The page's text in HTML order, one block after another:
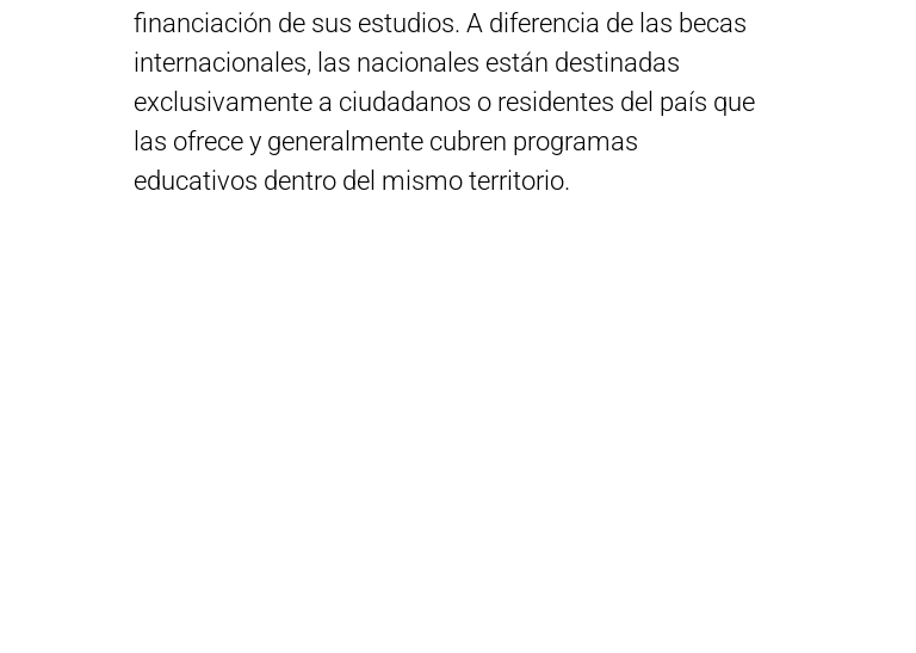
financiación de sus estudios. A diferencia de las becas
internacionales, las nacionales están destinadas
exclusivamente a ciudadanos o residentes del país que
las ofrece y generalmente cubren programas
educativos dentro del mismo territorio.